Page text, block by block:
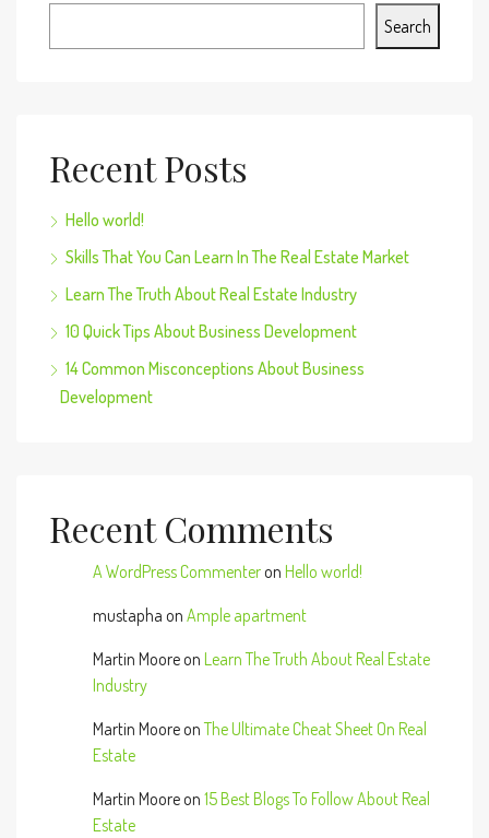
Search
Recent Posts
Hello world!
Skills That You Can Learn In The Real Estate Market
Learn The Truth About Real Estate Industry
10 Quick Tips About Business Development
14 Common Misconceptions About Business
Development
Recent Comments
A WordPress Commenteron Hello world!
mustapha on Ample apartment
Martin Mooreon Learn The Truth About Real Estate
Industry
Martin MooreonThe Ultimate Cheat Sheet On Real
Estate
Martin Mooreon 15 Best Blogs To Follow About Real
Estate